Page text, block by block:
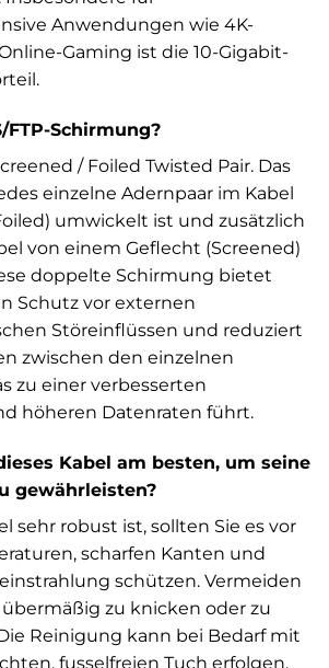
Anwendungen wie 4K-
Gaming ist die 10-Gigabit-
Schirmung?
/ Foiled Twisted Pair. Das
einzelne Adernpaar im Kabel
umwickelt ist und zusätzlich
von einem Geflecht (Screened)
doppelte Schirmung bietet
Schutz vor externen
Störeinflüssen und reduziert
zwischen den einzelnen
zu einer verbesserten
höheren Datenraten führt.
Kabel am besten, um seine
gewährleisten?
sehr robust ist, sollten Sie es vor
scharfen Kanten und
schützen. Vermeiden
übermäßig zu knicken oder zu
Reinigung kann bei Bedarf mit
fusselfreien Tuch erfolgen.